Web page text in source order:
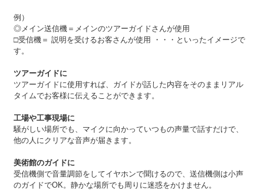
例）
◎メイン送信機＝メインのツアーガイドさんが使用
□受信機＝ 説明を受けるお客さんが使用 ・・・といったイメージで
す。
ツアーガイドに
ツアーガイドに使用すれば、ガイドが話した内容をそのままリアル
タイムでお客様に伝えることができます。
工場や工事現場に
騒がしい場所でも、マイクに向かっていつもの声量で話すだけで、
他の人にクリアな音声が届きます。
美術館のガイドに
受信機側で音量調節をしてイヤホンで聞けるので、送信機側は小声
のガイドでOK。静かな場所でも周りに迷惑をかけません。